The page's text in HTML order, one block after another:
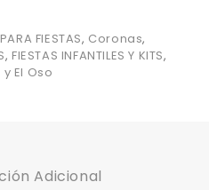
FIESTAS, Coronas,
, FIESTAS INFANTILES Y KITS,
El Oso
Adicional